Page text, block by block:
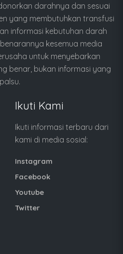
darahnya dan sesuai
yang membutuhkan transfusi
informasi kebutuhan darah
kesemua media
untuk menyebarkan
benar, bukan informasi yang
Ikuti Kami
Ikuti informasi terbaru dari
kami di media sosial:
Instagram
Facebook
Youtube
Twitter